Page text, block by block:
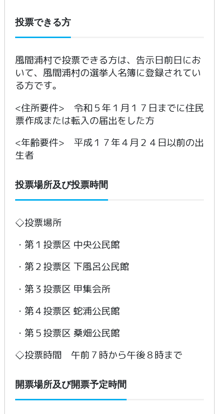
投票できる方
風間浦村で投票できる方は、告示日前日にお
いて、風間浦村の選挙人名簿に登録されてい
る方です。
<住所要件> 令和５年１月１７日までに住民
票作成または転入の届出をした方
<年齢要件> 平成１７年４月２４日以前の出
生者
投票場所及び投票時間
◇投票場所
・第１投票区 中央公民館
・第２投票区 下風呂公民館
・第３投票区 甲集会所
・第４投票区 蛇浦公民館
・第５投票区 桑畑公民館
◇投票時間 午前７時から午後８時まで
開票場所及び開票予定時間